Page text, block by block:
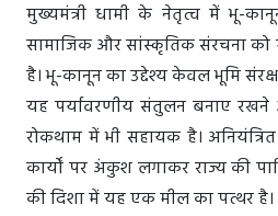
मुख्यमंत्री धामी के नेतृत्व में भू-
सामाजिक और सांस्कृतिक संरचना
है। भू-कानून का उद्देश्य केवल भूमि
यह पर्यावरणीय संतुलन बनाए
रोकथाम में भी सहायक है।
कार्यों पर अंकुश लगाकर राज्य की
की दिशा में यह एक मील का पत्थर है।